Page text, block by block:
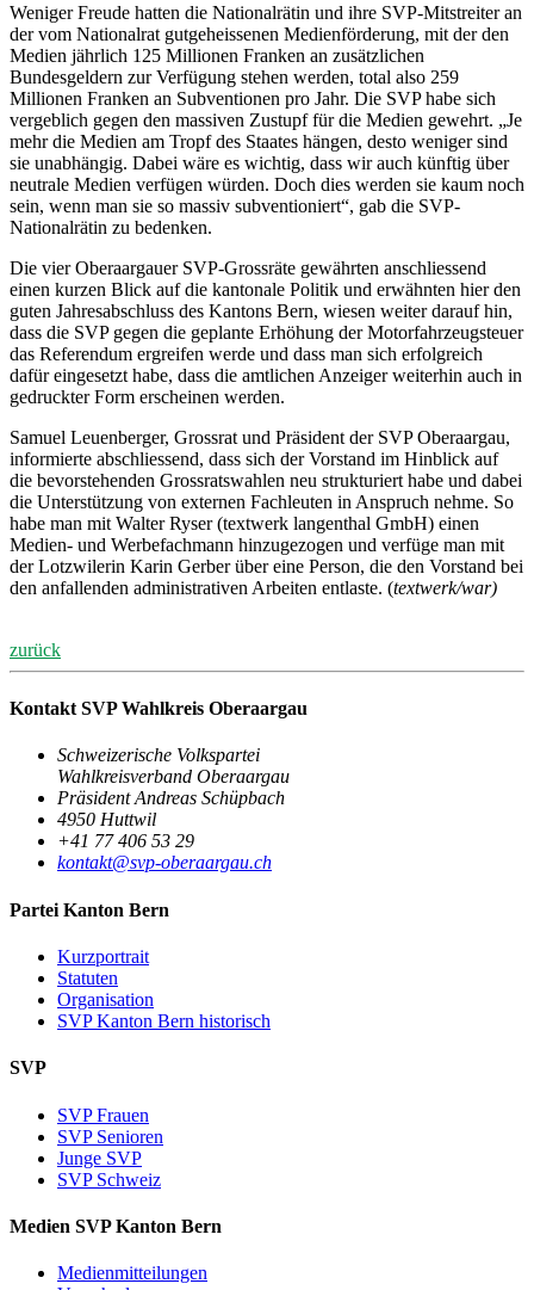
Weniger Freude hatten die Nationalrätin und ihre SVP-Mitstreiter an
der vom Nationalrat gutgeheissenen Medienförderung, mit der den
Medien jährlich 125 Millionen Franken an zusätzlichen
Bundesgeldern zur Verfügung stehen werden, total also 259
Millionen Franken an Subventionen pro Jahr. Die SVP habe sich
vergeblich gegen den massiven Zustupf für die Medien gewehrt. „Je
mehr die Medien am Tropf des Staates hängen, desto weniger sind
sie unabhängig. Dabei wäre es wichtig, dass wir auch künftig über
neutrale Medien verfügen würden. Doch dies werden sie kaum noch
sein, wenn man sie so massiv subventioniert“, gab die SVP-
Nationalrätin zu bedenken.
Die vier Oberaargauer SVP-Grossräte gewährten anschliessend
einen kurzen Blick auf die kantonale Politik und erwähnten hier den
guten Jahresabschluss des Kantons Bern, wiesen weiter darauf hin,
dass die SVP gegen die geplante Erhöhung der Motorfahrzeugsteuer
das Referendum ergreifen werde und dass man sich erfolgreich
dafür eingesetzt habe, dass die amtlichen Anzeiger weiterhin auch in
gedruckter Form erscheinen werden.
Samuel Leuenberger, Grossrat und Präsident der SVP Oberaargau,
informierte abschliessend, dass sich der Vorstand im Hinblick auf
die bevorstehenden Grossratswahlen neu strukturiert habe und dabei
die Unterstützung von externen Fachleuten in Anspruch nehme. So
habe man mit Walter Ryser (textwerk langenthal GmbH) einen
Medien- und Werbefachmann hinzugezogen und verfüge man mit
der Lotzwilerin Karin Gerber über eine Person, die den Vorstand bei
den anfallenden administrativen Arbeiten entlaste. (textwerk/war)
zurück
Kontakt SVP Wahlkreis Oberaargau
Schweizerische Volkspartei
Wahlkreisverband Oberaargau
Präsident Andreas Schüpbach
4950 Huttwil
+41 77 406 53 29
kontakt@svp-oberaargau.ch
Partei Kanton Bern
Kurzportrait
Statuten
Organisation
SVP Kanton Bern historisch
SVP
SVP Frauen
SVP Senioren
Junge SVP
SVP Schweiz
Medien SVP Kanton Bern
Medienmitteilungen